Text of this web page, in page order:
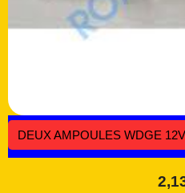
DEUX AMPOULES WDGE